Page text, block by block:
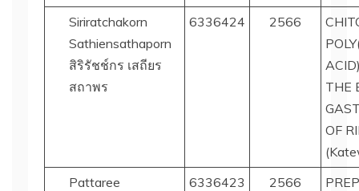
Siriratchakorn
Sathiensathaporn
สิริรัชช์กร เสถียร
สถาพร
6336424 2566
THE
OF
Pattaree
6336423 2566